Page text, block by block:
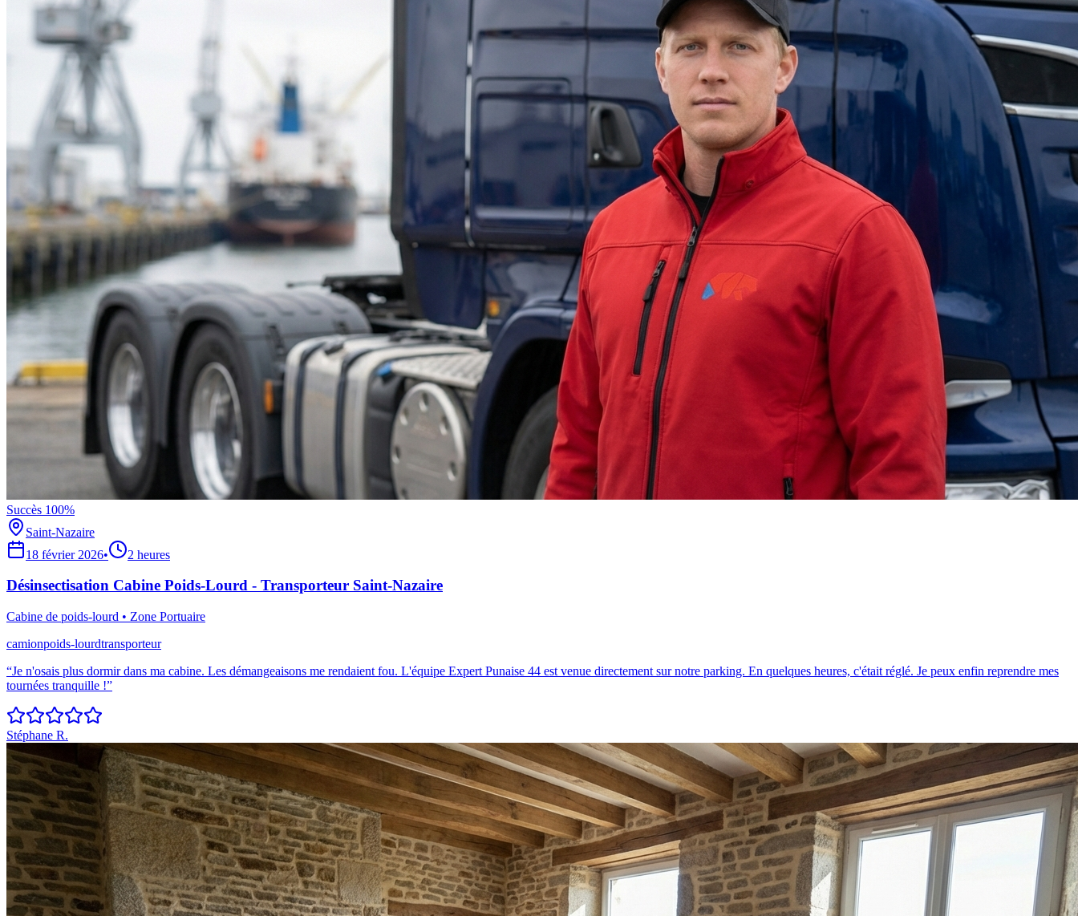
Succès 100%
Saint-Nazaire
18 février 2026• 2 heures
Désinsectisation Cabine Poids-Lourd - Transporteur Saint-Nazaire
Cabine de poids-lourd • Zone Portuaire
camionpoids-lourdtransporteur
“Je n'osais plus dormir dans ma cabine. Les démangeaisons me rendaient fou. L'équipe Expert Punaise 44 est venue directement sur notre parking. En quelques heures, c'était réglé. Je peux enfin reprendre mes
tournées tranquille !”
Stéphane R.